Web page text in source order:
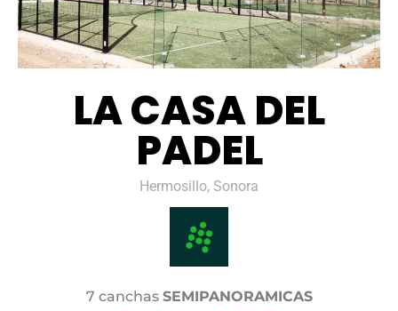
LA CASA DEL
PADEL
Hermosillo, Sonora
7 canchas SEMIPANORAMICAS